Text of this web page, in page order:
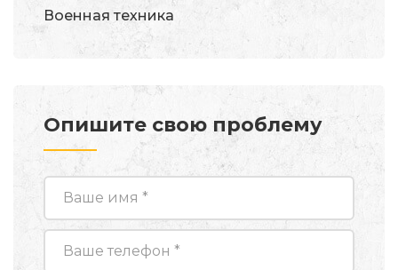
Военная техника
Опишите свою проблему